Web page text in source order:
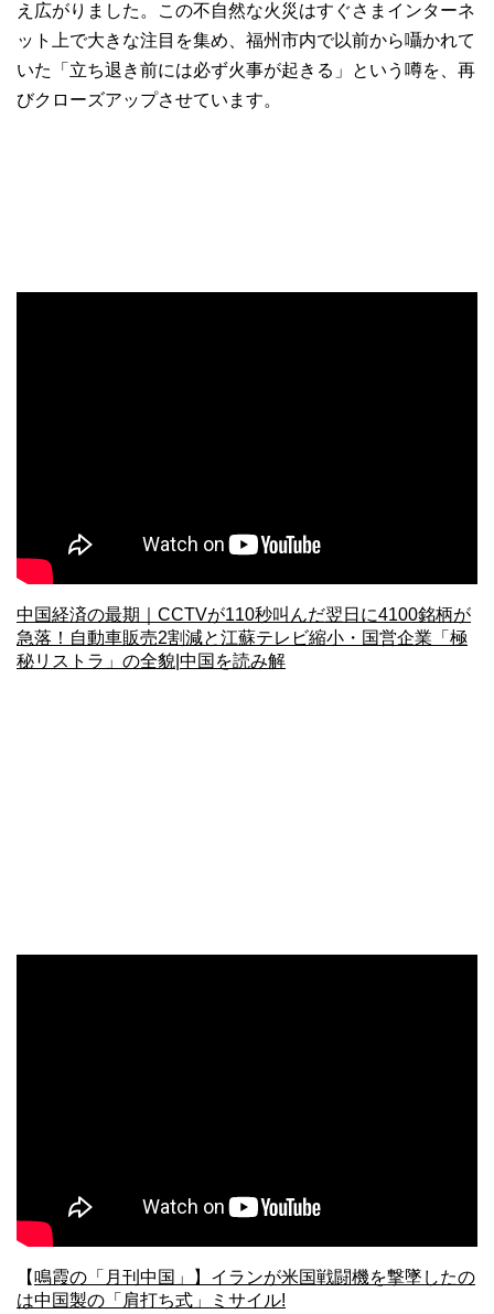
え広がりました。この不自然な火災はすぐさまインターネ
ット上で大きな注目を集め、福州市内で以前から囁かれて
いた「立ち退き前には必ず火事が起きる」という噂を、再
びクローズアップさせています。
中国経済の最期｜CCTVが110秒叫んだ翌日に4100銘柄が
急落！自動車販売2割減と江蘇テレビ縮小・国営企業「極
秘リストラ」の全貌|中国を読み解
【鳴霞の「月刊中国」】イランが米国戦闘機を撃墜したの
は中国製の「肩打ち式」ミサイル!